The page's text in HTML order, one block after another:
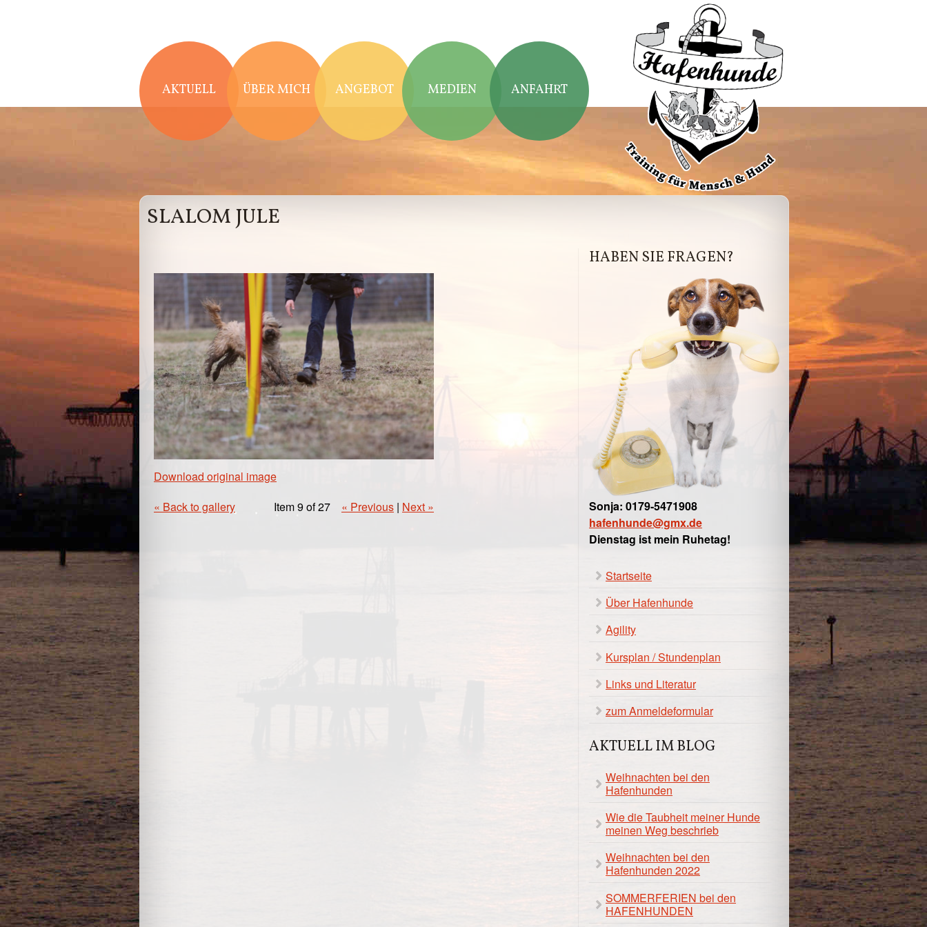
AKTUELL ÜBER MICH ANGEBOT MEDIEN ANFAHRT
Hafenhunde
SLALOM JULE
Download original image
« Back to gallery
Item 9 of 27 « Previous | Next »
HABEN SIE FRAGEN?
Sonja: 0179-5471908
hafenhunde@gmx.de
Dienstag ist mein Ruhetag!
Startseite
Über Hafenhunde
Agility
Kursplan / Stundenplan
Links und Literatur
zum Anmeldeformular
AKTUELL IM BLOG
Weihnachten bei den
Hafenhunden
Wie die Taubheit meiner Hunde
meinen Weg beschrieb
Weihnachten bei den
Hafenhunden 2022
SOMMERFERIEN bei den
HAFENHUNDEN